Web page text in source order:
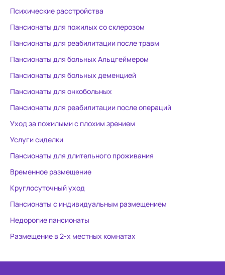
Психические расстройства
Пансионаты для пожилых со склерозом
Пансионаты для реабилитации после травм
Пансионаты для больных Альцгеймером
Пансионаты для больных деменцией
Пансионаты для онкобольных
Пансионаты для реабилитации после операций
Уход за пожилыми с плохим зрением
Услуги сиделки
Пансионаты для длительного проживания
Временное размещение
Круглосуточный уход
Пансионаты с индивидуальным размещением
Недорогие пансионаты
Размещение в 2-х местных комнатах